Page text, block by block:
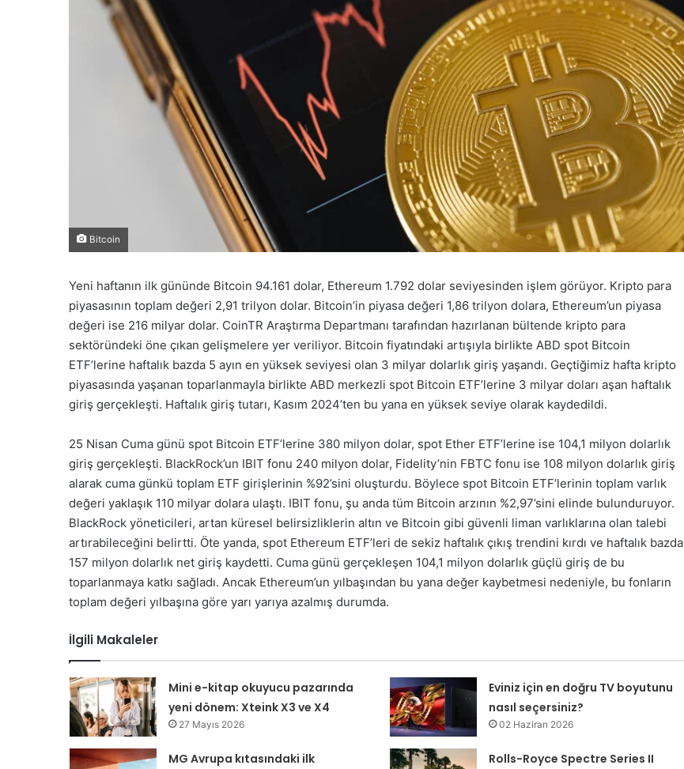
Bitcoin
Yeni haftanın ilk gününde Bitcoin 94.161 dolar, Ethereum 1.792 dolar seviyesinden işlem görüyor. Kripto para
piyasasının toplam değeri 2,91 trilyon dolar. Bitcoin’in piyasa değeri 1,86 trilyon dolara, Ethereum’un piyasa
değeri ise 216 milyar dolar. CoinTR Araştırma Departmanı tarafından hazırlanan bültende kripto para
sektöründeki öne çıkan gelişmelere yer veriliyor. Bitcoin fiyatındaki artışıyla birlikte ABD spot Bitcoin
ETF’lerine haftalık bazda 5 ayın en yüksek seviyesi olan 3 milyar dolarlık giriş yaşandı. Geçtiğimiz hafta kripto
piyasasında yaşanan toparlanmayla birlikte ABD merkezli spot Bitcoin ETF’lerine 3 milyar doları aşan haftalık
giriş gerçekleşti. Haftalık giriş tutarı, Kasım 2024’ten bu yana en yüksek seviye olarak kaydedildi.
25 Nisan Cuma günü spot Bitcoin ETF’lerine 380 milyon dolar, spot Ether ETF’lerine ise 104,1 milyon dolarlık
giriş gerçekleşti. BlackRock’un IBIT fonu 240 milyon dolar, Fidelity’nin FBTC fonu ise 108 milyon dolarlık giriş
alarak cuma günkü toplam ETF girişlerinin %92’sini oluşturdu. Böylece spot Bitcoin ETF’lerinin toplam varlık
değeri yaklaşık 110 milyar dolara ulaştı. IBIT fonu, şu anda tüm Bitcoin arzının %2,97’sini elinde bulunduruyor.
BlackRock yöneticileri, artan küresel belirsizliklerin altın ve Bitcoin gibi güvenli liman varlıklarına olan talebi
artırabileceğini belirtti. Öte yanda, spot Ethereum ETF’leri de sekiz haftalık çıkış trendini kırdı ve haftalık bazda
157 milyon dolarlık net giriş kaydetti. Cuma günü gerçekleşen 104,1 milyon dolarlık güçlü giriş de bu
toparlanmaya katkı sağladı. Ancak Ethereum’un yılbaşından bu yana değer kaybetmesi nedeniyle, bu fonların
toplam değeri yılbaşına göre yarı yarıya azalmış durumda.
İlgili Makaleler
Mini e-kitap okuyucu pazarında
yeni dönem: Xteink X3 ve X4
27 Mayıs 2026
Eviniz için en doğru TV boyutunu
nasıl seçersiniz?
02 Haziran 2026
MG Avrupa kıtasındaki ilk
Rolls-Royce Spectre Series II